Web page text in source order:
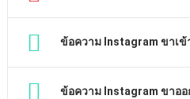
ข้อความ Instagram ขาเข้
ข้อความ Instagram ขาออ